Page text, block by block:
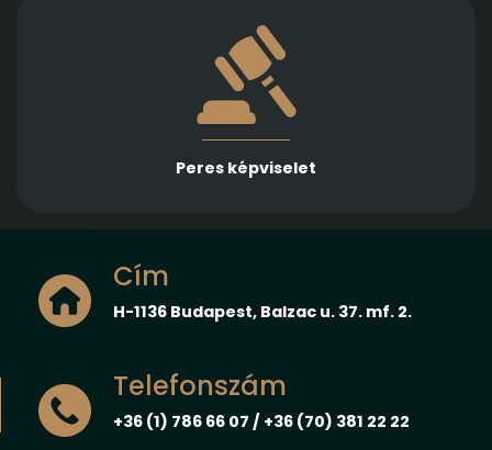
Peres képviselet
Több különböző jogterületen nyújtunk rutinos
képviseletet első és másodfokon, városi/kerületi és
megyei, valamint ítélőtáblák előtt
Cím
H-1136 Budapest, Balzac u. 37. mf. 2.
Telefonszám
+36 (1) 786 66 07 / +36 (70) 381 22 22